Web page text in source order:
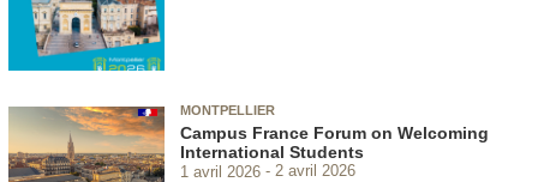
MONTPELLIER
Campus France Forum on Welcoming
International Students
1 avril 2026 2 avril 2026